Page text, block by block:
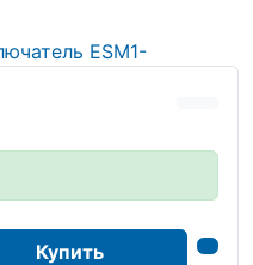
Купить